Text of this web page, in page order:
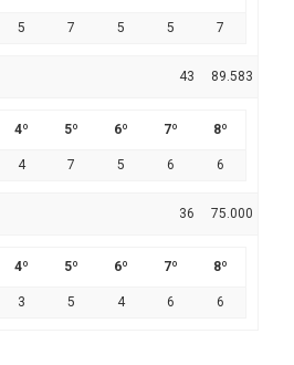
5 7 5 5 7
43 89.583
4º 5º 6º 7º 8º
4 7 5 6 6
36 75.000
4º 5º 6º 7º 8º
3 5 4 6 6